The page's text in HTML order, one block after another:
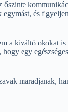
és
kiváltó okokat
egy
maradjanak,